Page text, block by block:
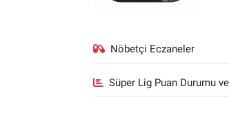
Nöbetçi Eczaneler
Süper Lig Puan Durumu